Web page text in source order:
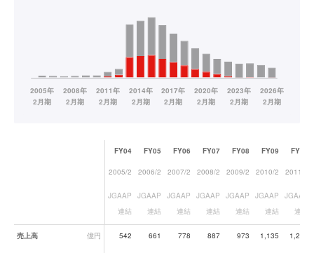
業績データ一覧
FY04 FY05 FY06 FY07 FY08 FY09 FY10
2005/2 2006/2 2007/2 2008/2 2009/2 2010/2 2011/2
JGAAP
連結
JGAAP
連結
JGAAP
連結
JGAAP
連結
JGAAP
連結
JGAAP
連結
JGAAP
連結
売上高 億円 542 661 778 887 973 1,135 1,274